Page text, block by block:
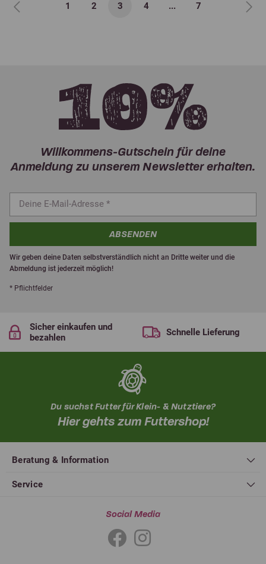
1 2 3 4 ... 7
Willkommens-Gutschein für deine
Anmeldung zu unserem Newsletter erhalten.
ABSENDEN
Wir geben deine Daten selbstverständlich nicht an Dritte weiter und die
Abmeldung ist jederzeit möglich!
* Pflichtfelder
Sicher einkaufen und
bezahlen
Schnelle Lieferung
Du suchst Futter für Klein- & Nutztiere?
Hier gehts zum Futtershop!
Beratung & Information
Service
Social Media